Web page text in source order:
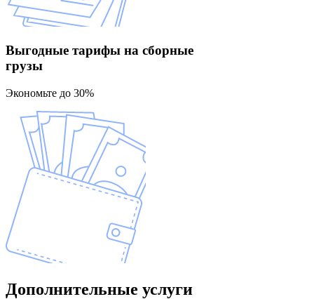
Выгодные тарифы на сборные
грузы
Экономьте до 30%
Дополнительные услуги